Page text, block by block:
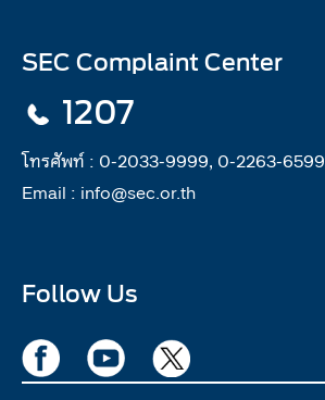
SEC Complaint Center
1207
โทรศัพท์ : 0-2033-9999, 0-2263-6599
Email : info@sec.or.th
Follow Us